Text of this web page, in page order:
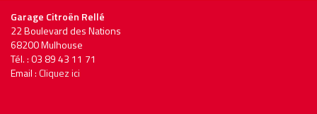
Garage Citroën Rellé
22 Boulevard des Nations
68200 Mulhouse
Tél. : 03 89 43 11 71
Email :Cliquez ici